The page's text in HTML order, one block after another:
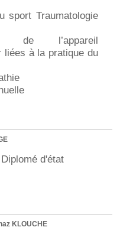
sport Traumatologie
de l’appareil
liées à la pratique du
d'état
KLOUCHE